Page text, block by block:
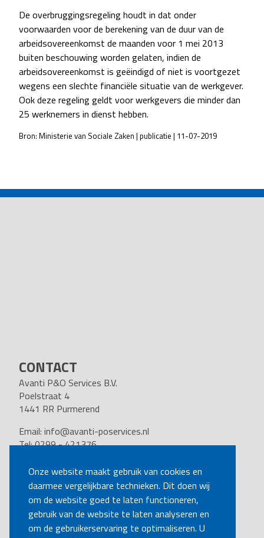
Onze website maakt gebruik van cookies en
daarmee vergelijkbare technieken. Dit doen wij
om de website goed te laten functioneren,
gebruik van de website te laten analyseren en
om de gebruikerservaring te optimaliseren. U
De overbruggingsregeling houdt in dat onder
voorwaarden voor de berekening van de duur van de
arbeidsovereenkomst de maanden voor 1 mei 2013
buiten beschouwing worden gelaten, indien de
arbeidsovereenkomst is geëindigd of niet is voortgezet
wegens een slechte financiële situatie van de werkgever.
Ook deze regeling geldt voor werkgevers die minder dan
25 werknemers in dienst hebben.
Bron: Ministerie van Sociale Zaken | publicatie | 11-07-2019
NAVIGATION
CONTACT
Avanti P&O Services B.V.
Poelstraat 4
1441 RR Purmerend
Email: info@avanti-poservices.nl
Tel: 0299 - 421376
Kvk nummer: 37140121
VOLG ONS